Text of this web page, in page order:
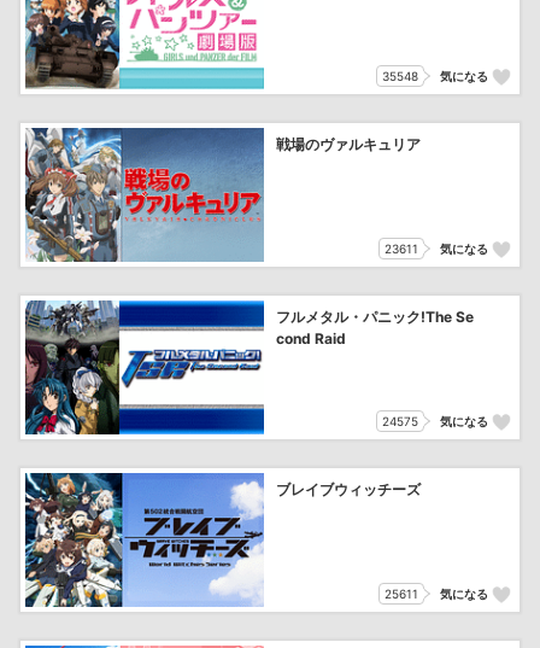
35548 気になる
戦場のヴァルキュリア
23611 気になる
フルメタル・パニック!The Se
cond Raid
24575 気になる
ブレイブウィッチーズ
25611 気になる